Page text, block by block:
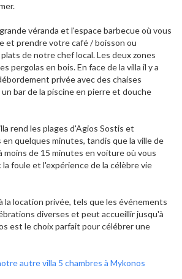
véranda et l'espace barbecue où vous
et prendre votre café / boisson ou
de notre chef local. Les deux zones
pergolas en bois. En face de la villa il y a
privée avec des chaises
bar de la piscine en pierre et douche
rend les plages d'Agios Sostis et
en quelques minutes, tandis que la ville de
moins de 15 minutes en voiture où vous
la foule et l'expérience de la célèbre vie
la location privée, tels que les événements
diverses et peut accueillir jusqu'à
est le choix parfait pour célébrer une
autre villa 5 chambres à Mykonos